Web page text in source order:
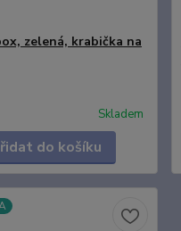
zelená, krabička na
Skladem
do košíku